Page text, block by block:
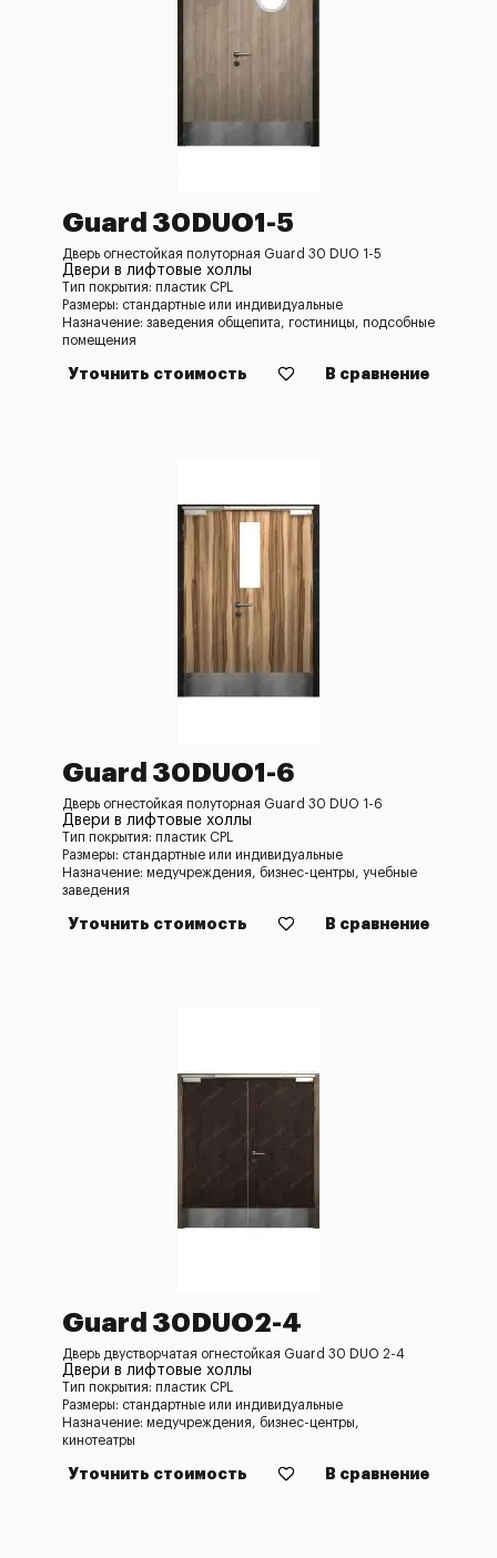
Guard 30DUO1-5
Дверь огнестойкая полуторная Guard 30 DUO 1-5
Двери в лифтовые холлы
Тип покрытия: пластик CPL
Размеры: стандартные или индивидуальные
Назначение: заведения общепита, гостиницы, подсобные
помещения
Уточнить стоимость В сравнение
Guard 30DUO1-6
Дверь огнестойкая полуторная Guard 30 DUO 1-6
Двери в лифтовые холлы
Тип покрытия: пластик CPL
Размеры: стандартные или индивидуальные
Назначение: медучреждения, бизнес-центры, учебные
заведения
Уточнить стоимость В сравнение
Guard 30DUO2-4
Дверь двустворчатая огнестойкая Guard 30 DUO 2-4
Двери в лифтовые холлы
Тип покрытия: пластик CPL
Размеры: стандартные или индивидуальные
Назначение: медучреждения, бизнес-центры,
кинотеатры
Уточнить стоимость В сравнение